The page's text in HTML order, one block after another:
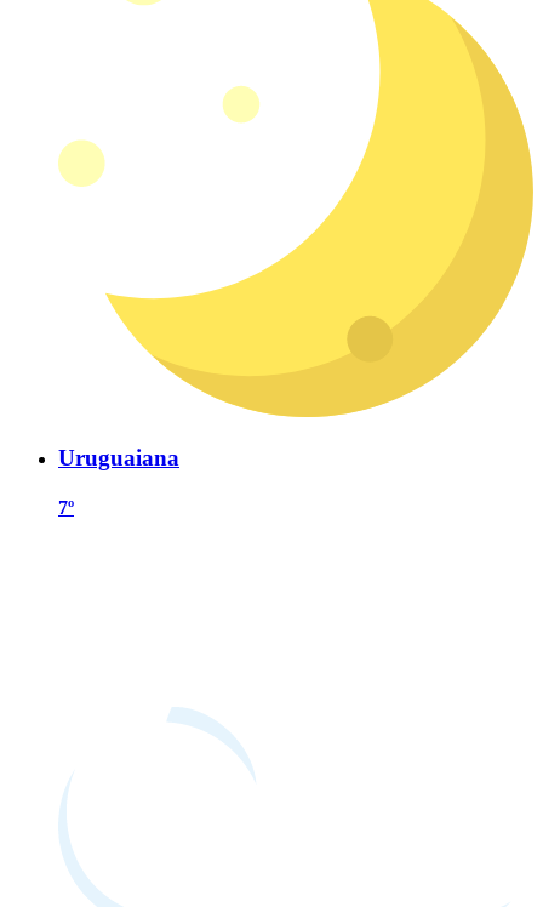
Uruguaiana
7º